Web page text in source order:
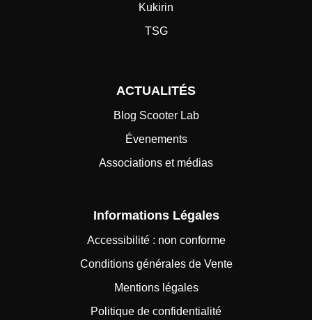
Kukirin
TSG
ACTUALITÉS
Blog Scooter Lab
Évenements
Associations et médias
Informations Légales
Accessibilité : non conforme
Conditions générales de Vente
Mentions légales
Politique de confidentialité